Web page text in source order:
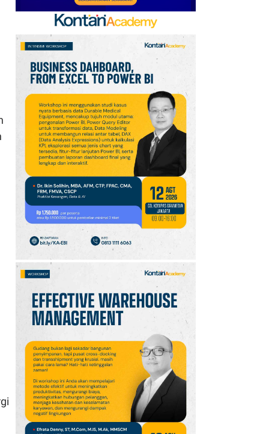
Apa Saja Syarat
Pencairan JHT 10%? Cek
Dokumen dan Panduan
untuk Peserta BPJSTK
9
Promo Alfamart Murah
Banget 7–13 Agustus
2026, Sunlight hingga
Bebelac Diskon
10 Promo JSM Superindo
7–9 Agustus 2026,
Minyak Goreng Rp37.900
hingga Buah Diskon 50%